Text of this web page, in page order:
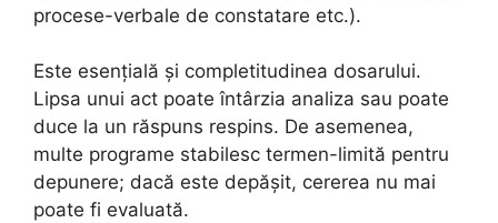
procese-verbale de constatare etc.).
Este esențială și completitudinea dosarului.
Lipsa unui act poate întârzia analiza sau poate
duce la un răspuns respins. De asemenea,
multe programe stabilesc termen-limită pentru
depunere; dacă este depășit, cererea nu mai
poate fi evaluată.